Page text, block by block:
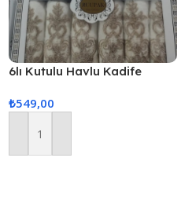
6lı Kutulu Havlu Kadife
₺549,00
Sepete Ekle